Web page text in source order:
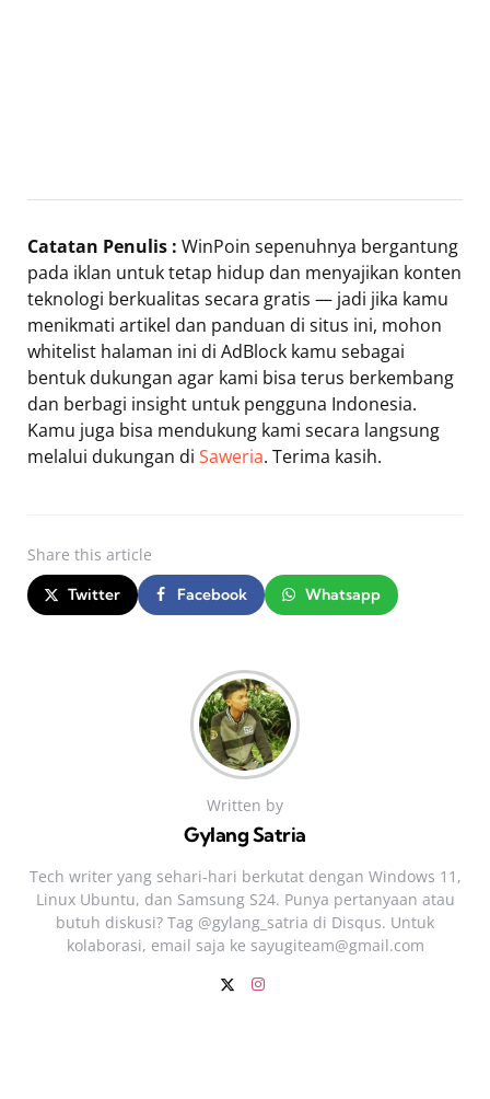
Catatan Penulis : WinPoin sepenuhnya bergantung
pada iklan untuk tetap hidup dan menyajikan konten
teknologi berkualitas secara gratis — jadi jika kamu
menikmati artikel dan panduan di situs ini, mohon
whitelist halaman ini di AdBlock kamu sebagai
bentuk dukungan agar kami bisa terus berkembang
dan berbagi insight untuk pengguna Indonesia.
Kamu juga bisa mendukung kami secara langsung
melalui dukungan di Saweria. Terima kasih.
Share this article
Twitter Facebook Whatsapp
Written by
Gylang Satria
Tech writer yang sehari‑hari berkutat dengan Windows 11,
Linux Ubuntu, dan Samsung S24. Punya pertanyaan atau
butuh diskusi? Tag @gylang_satria di Disqus. Untuk
kolaborasi, email saja ke sayugiteam@gmail.com